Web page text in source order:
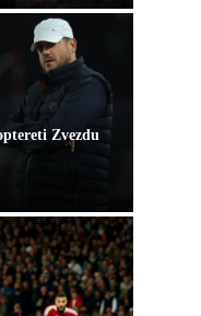
Zvezdu